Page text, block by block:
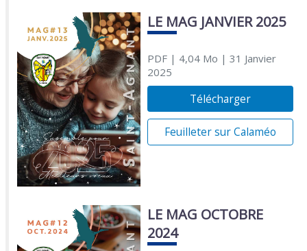
LE MAG JANVIER 2025
PDF| 4,04 Mo | 31 Janvier
2025
Télécharger
Feuilleter sur Calaméo
LE MAG OCTOBRE
2024